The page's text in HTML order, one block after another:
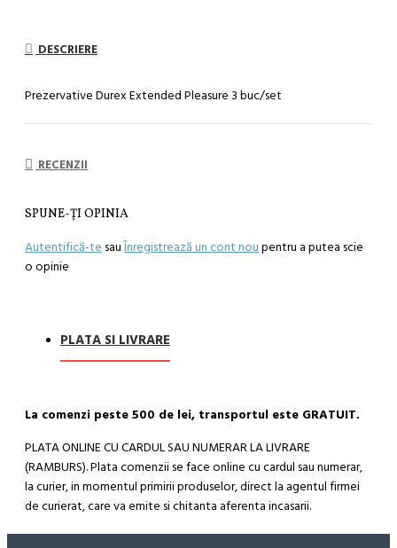
DESCRIERE
Prezervative Durex Extended Pleasure 3 buc/set
RECENZII
SPUNE-ŢI OPINIA
Autentifică-te sauÎnregistrează un cont nou pentru a putea scie
o opinie
PLATA SI LIVRARE
La comenzi peste 500 de lei, transportul este GRATUIT.
PLATA ONLINE CU CARDUL SAU NUMERAR LA LIVRARE
(RAMBURS). Plata comenzii se face online cu cardul sau numerar,
la curier, in momentul primirii produselor, direct la agentul firmei
de curierat, care va emite si chitanta aferenta incasarii.
Cum se face livrarea produselor: